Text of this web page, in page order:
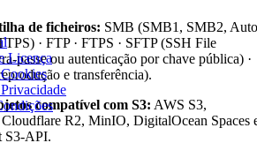
Licença
de ficheiros: SMB (SMB1, SMB2,
· FTP · FTPS · SFTP (SSH File
passe ou autenticação por chave pública) ·
e transferência).
compatível com S3: AWS S3,
R2, MinIO, DigitalOcean Spaces
S3-API.